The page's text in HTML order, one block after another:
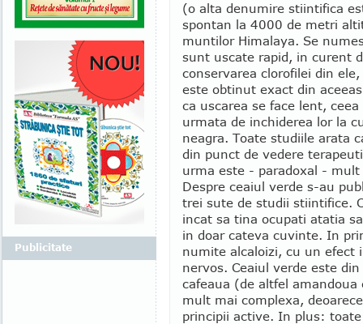
(o alta denumire stiintifica
spontan la 4000 de metri
muntilor Himalaya. Se
sunt uscate rapid, in curent
conservarea clorofilei din
este obtinut exact din
ca uscarea se face lent,
urmata de inchiderea lor la
neagra. Toate studiile arata
din punct de vedere
urma este - paradoxal -
Despre ceaiul verde s-au
trei sute de studii stiintifice.
incat sa tina ocupati atatia
in doar cateva cuvinte. In
numite alcaloizi, cu un efect
nervos. Ceaiul verde este
cafeaua (de altfel
mult mai complexa,
principii active. In plus:
Publicitate